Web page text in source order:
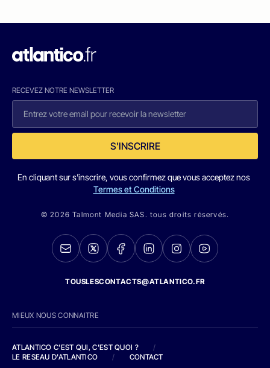
RECEVEZ NOTRE NEWSLETTER
S'INSCRIRE
En cliquant sur s'inscrire, vous confirmez que vous acceptez nos
Termes et Conditions
© 2026 Talmont Media SAS. tous droits réservés.
TOUSLESCONTACTS@ATLANTICO.FR
MIEUX NOUS CONNAITRE
ATLANTICO C'EST QUI, C'EST QUOI ?
/
LE RESEAU D'ATLANTICO
/ CONTACT